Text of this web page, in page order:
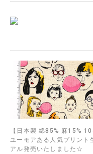
【日本製 綿85% 麻15%
ユーモアある人気プリント
アル発売いたしました☆